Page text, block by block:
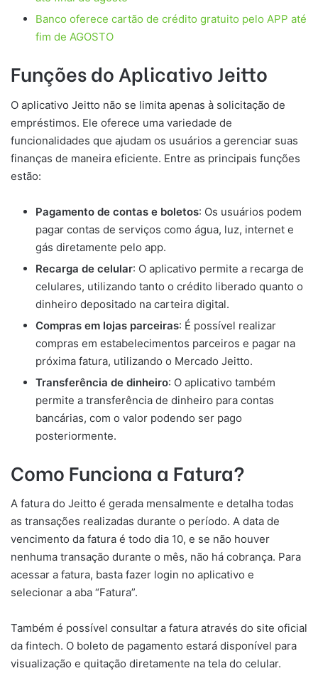
Banco oferece cartão de crédito gratuito pelo APP até
fim de AGOSTO
Funções do Aplicativo Jeitto
O aplicativo Jeitto não se limita apenas à solicitação de
empréstimos. Ele oferece uma variedade de
funcionalidades que ajudam os usuários a gerenciar suas
finanças de maneira eficiente. Entre as principais funções
estão:
Pagamento de contas e boletos: Os usuários podem
pagar contas de serviços como água, luz, internet e
gás diretamente pelo app.
Recarga de celular: O aplicativo permite a recarga de
celulares, utilizando tanto o crédito liberado quanto o
dinheiro depositado na carteira digital.
Compras em lojas parceiras: É possível realizar
compras em estabelecimentos parceiros e pagar na
próxima fatura, utilizando o Mercado Jeitto.
Transferência de dinheiro: O aplicativo também
permite a transferência de dinheiro para contas
bancárias, com o valor podendo ser pago
posteriormente.
Como Funciona a Fatura?
A fatura do Jeitto é gerada mensalmente e detalha todas
as transações realizadas durante o período. A data de
vencimento da fatura é todo dia 10, e se não houver
nenhuma transação durante o mês, não há cobrança. Para
acessar a fatura, basta fazer login no aplicativo e
selecionar a aba “Fatura”.
Também é possível consultar a fatura através do site oficial
da fintech. O boleto de pagamento estará disponível para
visualização e quitação diretamente na tela do celular.